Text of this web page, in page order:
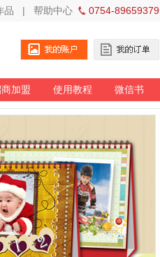
品 | 帮助中心 0754-89659379
加盟 使用教程 微信书